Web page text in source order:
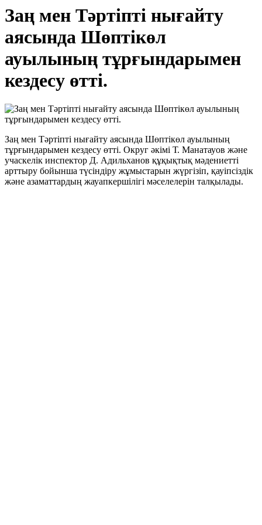
Заң мен Тәртіпті нығайту
аясында Шөптікөл
ауылының тұрғындарымен
кездесу өтті.
Заң мен Тәртіпті нығайту аясында Шөптікөл ауылының
тұрғындарымен кездесу өтті. Округ әкімі Т. Манатауов және
учаскелік инспектор Д. Адильханов құқықтық мәдениетті
арттыру бойынша түсіндіру жұмыстарын жүргізіп, қауіпсіздік
және азаматтардың жауапкершілігі мәселелерін талқылады.